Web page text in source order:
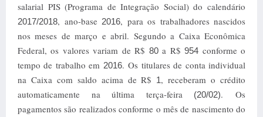
salarial PIS (Programa de Integração Social) do calendário
2017/2018, ano-base 2016, para os trabalhadores nascidos
nos meses de março e abril. Segundo a Caixa Econômica
Federal, os valores variam de R$ 80a R$954 conforme o
tempo de trabalho em 2016.Os titulares de conta individual
na Caixa com saldo acima de R$ 1, receberam o crédito
automaticamente na última terça-feira
(20/02).Os
pagamentos são realizados conforme o mês de nascimento do